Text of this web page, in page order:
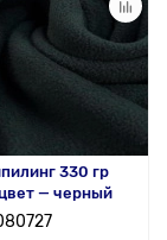
330 гр
цвет — черный